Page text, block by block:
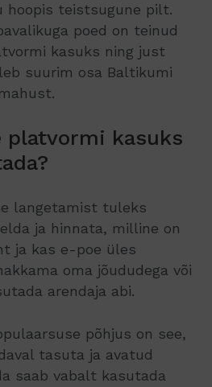
hoopis teistsugune pilt.
poed on teinud
kasuks ning just
suurim osa Baltikumi
platvormi kasuks
langetamist tuleks
ja hinnata, milline on
ja kas e-poe üles
oma jõududega või
arendaja abi.
põhjus on see,
tasuta ja avatud
saab vabalt kasutada